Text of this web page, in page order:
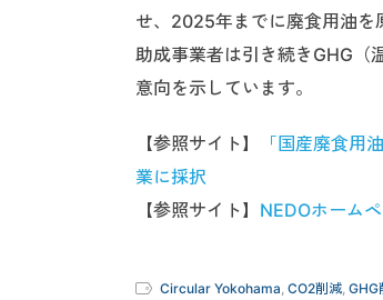
せ、2025年までに廃食用油を
助成事業者は引き続きGHG（
意向を示しています。
【参照サイト】
「国産廃食用
業に採択
【参照サイト】 NEDOホーム
Circular Yokohama, CO2削減, GHG